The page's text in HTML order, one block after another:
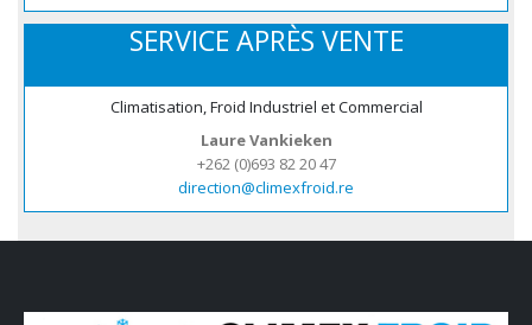
SERVICE APRÈS VENTE
Climatisation, Froid Industriel et Commercial
Laure Vankieken
+262 (0)693 82 20 47
direction@climexfroid.re